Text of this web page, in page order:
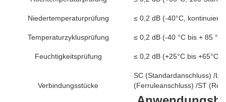
Niedertemperaturprüfung ≤ 0,2 dB (-40°C,
Temperaturzyklusprüfung ≤ 0,2 dB (-40 °C bis + 85
Feuchtigkeitsprüfung ≤ 0,2 dB (+25°C bis +65°C,
Verbindungsstücke
SC (Standardanschluss) /
(Ferruleanschluss) /ST